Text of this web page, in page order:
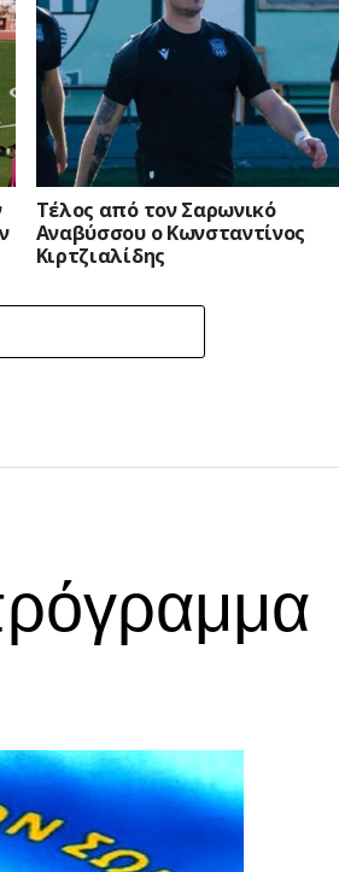
Τέλος από τον Σαρωνικό
Αναβύσσου ο Κωνσταντίνος
Κιρτζιαλίδης